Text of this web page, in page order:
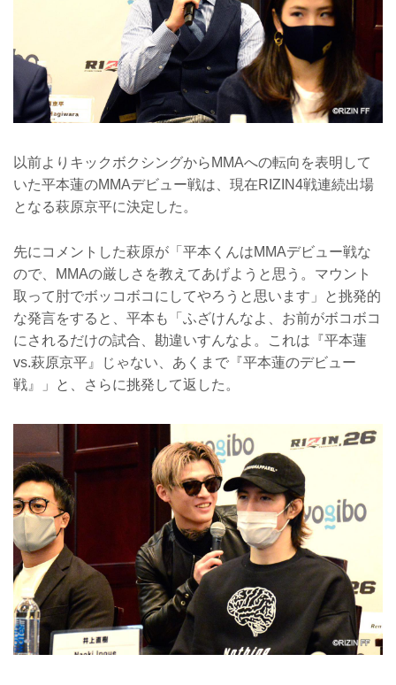
以前よりキックボクシングからMMAへの転向を表明して
いた平本蓮のMMAデビュー戦は、現在RIZIN4戦連続出場
となる萩原京平に決定した。
先にコメントした萩原が「平本くんはMMAデビュー戦な
ので、MMAの厳しさを教えてあげようと思う。マウント
取って肘でボッコボコにしてやろうと思います」と挑発的
な発言をすると、平本も「ふざけんなよ、お前がボコボコ
にされるだけの試合、勘違いすんなよ。これは『平本蓮
vs.萩原京平』じゃない、あくまで『平本蓮のデビュー
戦』」と、さらに挑発して返した。